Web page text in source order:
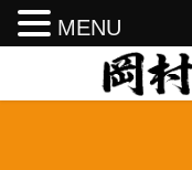
テ
ゲ
MENU